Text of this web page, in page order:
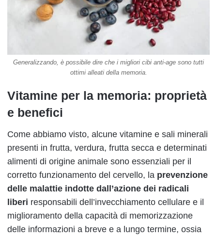
Generalizzando, è possibile dire che i migliori cibi anti-age sono tutti
ottimi alleati della memoria.
Vitamine per la memoria: proprietà
e benefici
Come abbiamo visto, alcune vitamine e sali minerali
presenti in frutta, verdura, frutta secca e determinati
alimenti di origine animale sono essenziali per il
corretto funzionamento del cervello, la prevenzione
delle malattie indotte dall’azione dei radicali
liberi responsabili dell’invecchiamento cellulare e il
miglioramento della capacità di memorizzazione
delle informazioni a breve e a lungo termine, ossia